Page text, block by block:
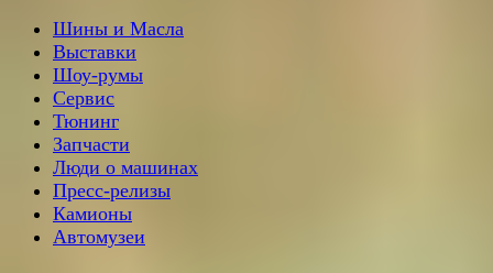
Шины и Масла
Выставки
Шоу-румы
Сервис
Тюнинг
Запчасти
Люди о машинах
Пресс-релизы
Камионы
Автомузеи